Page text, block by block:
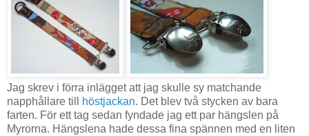
Jag skrev i förra inlägget att jag skulle sy matchande
napphållare till
höstjackan. Det blev två stycken av bara
farten. För ett tag sedan fyndade jag ett par hängslen på
Myrorna. Hängslena hade dessa fina spännen med en liten